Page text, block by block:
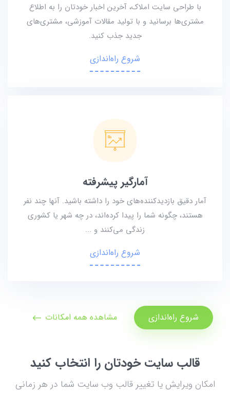
با طراحی سایت املاک، آخرین اخبار خودتان را به اطلاع
مشتری‌ها برسانید و با تولید مقالات آموزشی، مشتری‌های
جدید جذب کنید.
شروع راه‌اندازی
آمارگیر پیشرفته
آمار دقیق بازدیدکننده‌های خود را داشته باشید. آنها چند نفر
هستند، چگونه شما را پیدا کرده‌اند، در چه شهر یا کشوری
زندگی می‌کنند و ...
شروع راه‌اندازی
شروع راه‌اندازی مشاهده همه امکانات
قالب سایت خودتان را انتخاب کنید
امکان ویرایش یا تغییر قالب وب سایت شما در هر زمانی